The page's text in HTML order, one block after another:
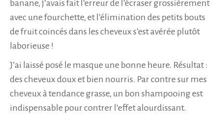
banane, j’avais fait l’erreur de l’écraser grossièrement
avec une fourchette, et l’élimination des petits bouts
de fruit coincés dans les cheveux s’est avérée plutôt
laborieuse !
J’ai laissé posé le masque une bonne heure. Résultat :
des cheveux doux et bien nourris. Par contre sur mes
cheveux à tendance grasse, un bon shampooing est
indispensable pour contrer l’effet alourdissant.